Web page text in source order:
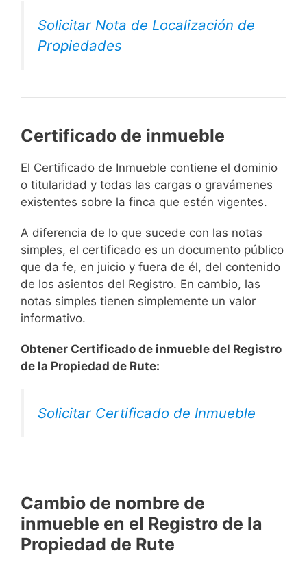
Solicitar Nota de Localización de
Propiedades
Certificado de inmueble
El Certificado de Inmueble contiene el dominio
o titularidad y todas las cargas o gravámenes
existentes sobre la finca que estén vigentes.
A diferencia de lo que sucede con las notas
simples, el certificado es un documento público
que da fe, en juicio y fuera de él, del contenido
de los asientos del Registro. En cambio, las
notas simples tienen simplemente un valor
informativo.
Obtener Certificado de inmueble del Registro
de la Propiedad de Rute:
Solicitar Certificado de Inmueble
Cambio de nombre de
inmueble en el Registro de la
Propiedad de Rute